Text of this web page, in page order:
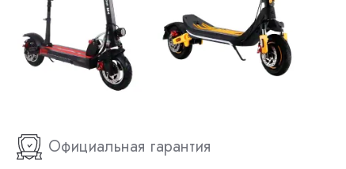
Официальная гарантия